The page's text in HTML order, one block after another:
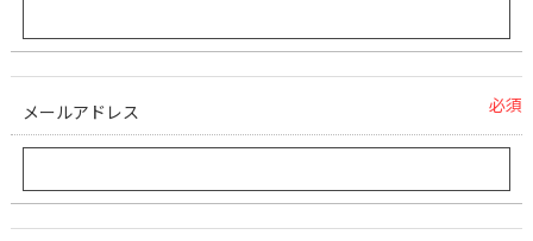
メールアドレス 必須